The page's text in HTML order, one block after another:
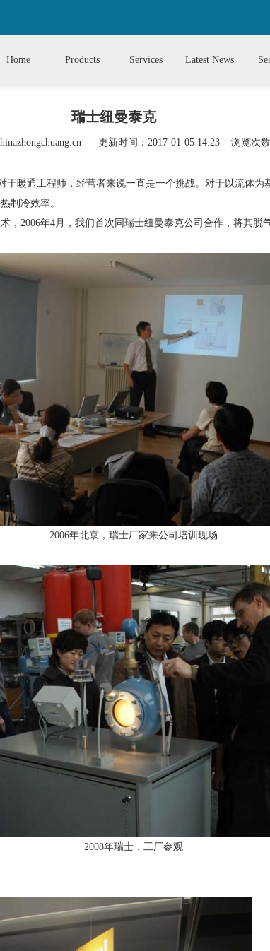
Home Products Services Latest News
瑞士纽曼泰克
更新时间：2017-01-05 14:23 浏览次
暖通工程师，经营者来说一直是一个挑战。对于以流体为
制冷效率。
2006年4月，我们首次同瑞士纽曼泰克公司合作，将其脱
2006年北京，瑞士厂家来公司培训现场
2008年瑞士，工厂参观